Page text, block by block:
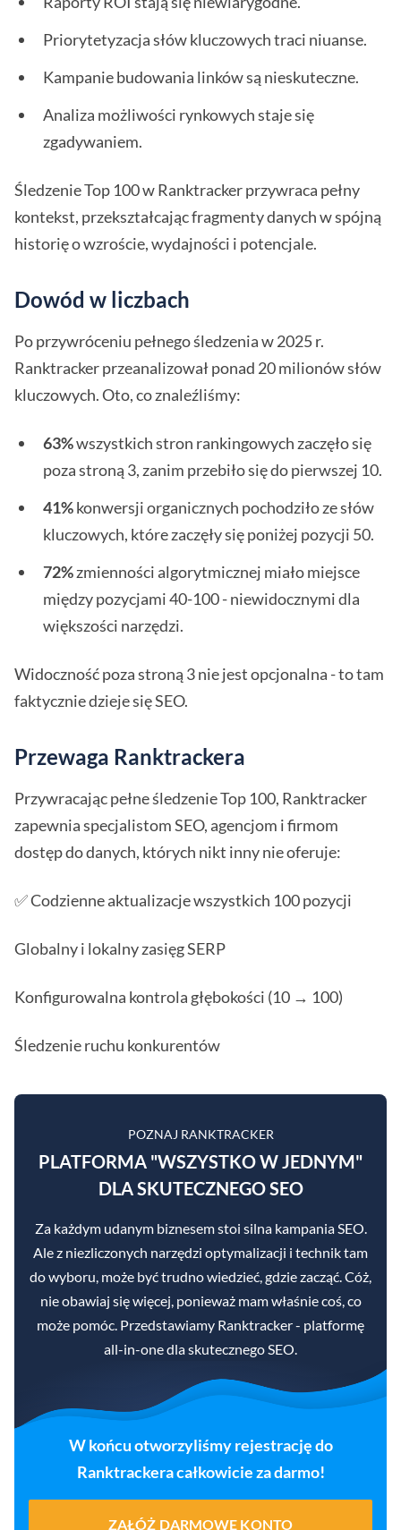
Priorytetyzacja słów kluczowych traci niuanse.
Kampanie budowania linków są nieskuteczne.
Analiza możliwości rynkowych staje się
zgadywaniem.
Śledzenie Top 100 w Ranktracker przywraca pełny
kontekst, przekształcając fragmenty danych w spójną
historię o wzroście, wydajności i potencjale.
Dowód w liczbach
Po przywróceniu pełnego śledzenia w 2025 r.
Ranktracker przeanalizował ponad 20 milionów słów
kluczowych. Oto, co znaleźliśmy:
63%wszystkich stron rankingowych zaczęło się
poza stroną 3, zanim przebiło się do pierwszej 10.
41%konwersji organicznych pochodziło ze słów
kluczowych, które zaczęły się poniżej pozycji 50.
72%zmienności algorytmicznej miało miejsce
między pozycjami 40-100 - niewidocznymi dla
większości narzędzi.
Widoczność poza stroną 3 nie jest opcjonalna - to tam
faktycznie dzieje się SEO.
Przewaga Ranktrackera
Przywracając pełne śledzenie Top 100, Ranktracker
zapewnia specjalistom SEO, agencjom i firmom
dostęp do danych, których nikt inny nie oferuje:
✅ Codzienne aktualizacje wszystkich 100 pozycji
Globalny i lokalny zasięg SERP
Konfigurowalna kontrola głębokości (10 → 100)
Śledzenie ruchu konkurentów
POZNAJ RANKTRACKER
PLATFORMA "WSZYSTKO W JEDNYM"
DLA SKUTECZNEGO SEO
Za każdym udanym biznesem stoi silna kampania SEO.
Ale z niezliczonych narzędzi optymalizacji i technik tam
do wyboru, może być trudno wiedzieć, gdzie zacząć. Cóż,
nie obawiaj się więcej, ponieważ mam właśnie coś, co
może pomóc. Przedstawiamy Ranktracker - platformę
all-in-one dla skutecznego SEO.
W końcu otworzyliśmy rejestrację do
Ranktrackera całkowicie za darmo!
ZAŁÓŻ DARMOWE KONTO